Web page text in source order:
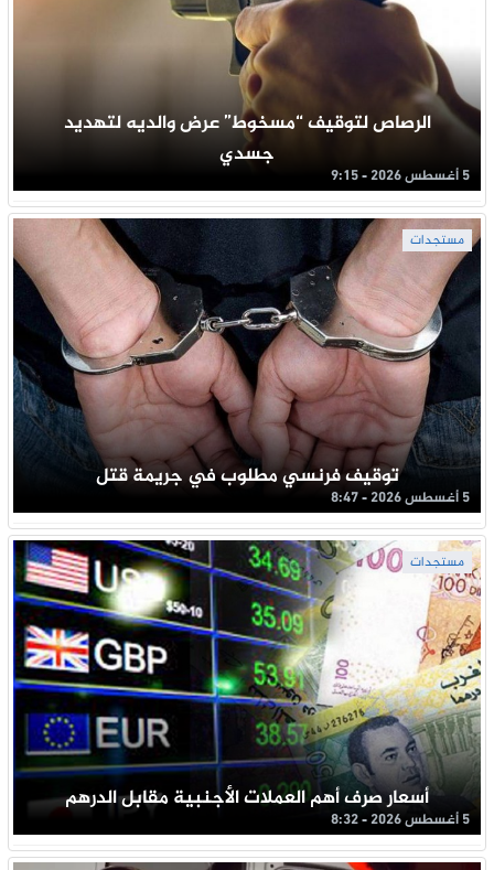
الرصاص لتوقيف “مسخوط” عرض والديه لتهديد
جسدي
5 أغسطس 2026 - 9:15
مستجدات
توقيف فرنسي مطلوب في جريمة قتل
5 أغسطس 2026 - 8:47
مستجدات
أسعار صرف أهم العملات الأجنبية مقابل الدرهم
5 أغسطس 2026 - 8:32